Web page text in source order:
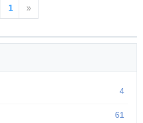
. 2) 포도당 흡수를 지연시켜 혈당이 급격
다. 3) 수용성 식이섬유의 경우 심장병 예
으면 위험한데, 담즙산이 대장으로 넘어
해 독성물질로 바뀌기 때문이다. 식이섬
의 양이 증가해 담즙산 농도를 낮게 유지
1 »
4
61